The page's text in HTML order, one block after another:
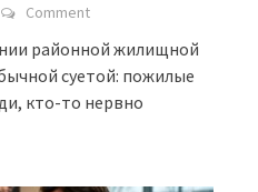
Comment
районной жилищной
суетой: пожилые
кто-то нервно